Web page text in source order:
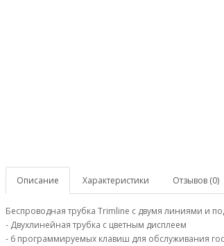
Описание Характеристики Отзывов (0)
Беспроводная трубка Trimline с двумя линиями и
- Двухлинейная трубка с цветным дисплеем
- 6 программируемых клавиш для обслуживания